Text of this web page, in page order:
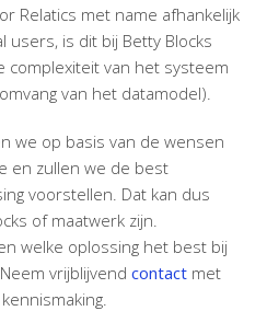
Relatics met name afhankelijk
users, is dit bij Betty Blocks
complexiteit van het systeem
van het datamodel).
we op basis van de wensen
en zullen we de best
voorstellen. Dat kan dus
of maatwerk zijn.
welke oplossing het best bij
vrijblijvend contact met